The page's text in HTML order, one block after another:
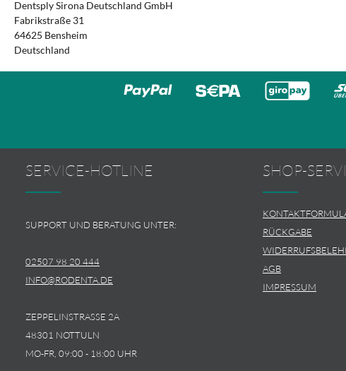
Dentsply Sirona Deutschland GmbH
Fabrikstraße 31
64625 Bensheim
Deutschland
SERVICE-HOTLINE
SUPPORT UND BERATUNG UNTER:
02507 98 20 444
INFO@RODENTA.DE
ZEPPELINSTRASSE 2A
48301 NOTTULN
MO-FR, 09:00 - 18:00 UHR
SHOP-
RÜCKGABE
AGB
IMPRESSUM